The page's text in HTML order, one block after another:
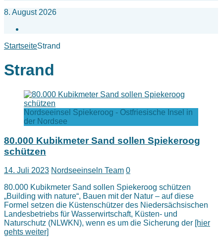
8. August 2026
StartseiteStrand
Strand
Nordseeinsel Spiekeroog - Ostfriesische Insel in
der Nordsee
80.000 Kubikmeter Sand sollen Spiekeroog
schützen
14. Juli 2023 Nordseeinseln Team 0
80.000 Kubikmeter Sand sollen Spiekeroog schützen
„Building with nature“, Bauen mit der Natur – auf diese
Formel setzen die Küstenschützer des Niedersächsischen
Landesbetriebs für Wasserwirtschaft, Küsten- und
Naturschutz (NLWKN), wenn es um die Sicherung der [hier
gehts weiter]